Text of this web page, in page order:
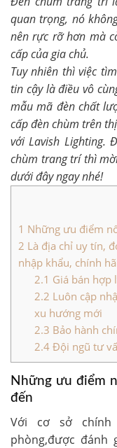
quan trọng, nó
nên rực rỡ hơn mà
cấp của gia chủ.
Tuy nhiên thì việc
tin cậy là điều vô
mẫu mã đèn chất
cấp đèn chùm trên
với Lavish Lighting.
chùm trang trí thì
dưới đây ngay nhé!
1 Những ưu điểm
2 Là địa chỉ uy tín,
nhập khẩu, chính
2.1 Giá bán hợp
2.2 Luôn cập
xu hướng mới
2.3 Bảo hành
2.4Đội ngũ tư
Những ưu điểm
đến
Với cơ sở
phòng,được đánh